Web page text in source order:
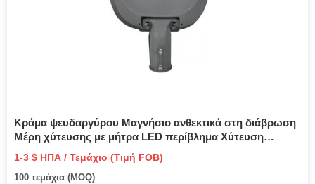
Κράμα ψευδαργύρου Μαγνήσιο ανθεκτικά στη διάβρωση
Μέρη χύτευσης με μήτρα LED περίβλημα Χύτευση
αλουμινίου
1-3 $ ΗΠΑ / Τεμάχιο (Τιμή FOB)
100 τεμάχια (MOQ)